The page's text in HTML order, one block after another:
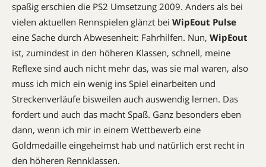
spaßig erschien die PS2 Umsetzung 2009. Anders als bei
vielen aktuellen Rennspielen glänzt bei WipEout Pulse
eine Sache durch Abwesenheit: Fahrhilfen. Nun, WipEout
ist, zumindest in den höheren Klassen, schnell, meine
Reflexe sind auch nicht mehr das, was sie mal waren, also
muss ich mich ein wenig ins Spiel einarbeiten und
Streckenverläufe bisweilen auch auswendig lernen. Das
fordert und auch das macht Spaß. Ganz besonders eben
dann, wenn ich mir in einem Wettbewerb eine
Goldmedaille eingeheimst hab und natürlich erst recht in
den höheren Rennklassen.